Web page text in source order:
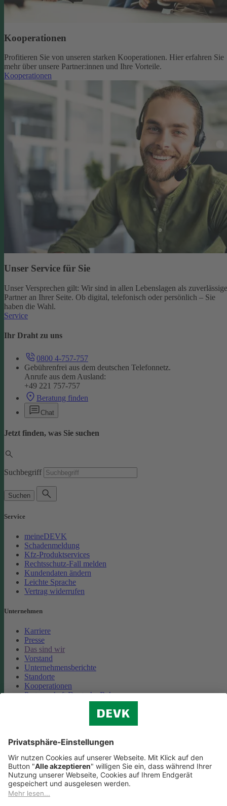
Kooperationen
Profitieren Sie von unseren starken Kooperationen. Hier erfahren Sie
mehr über unsere Partner:innen und Ihre Vorteile.
Kooperationen
Unser Service für Sie
Unser Versprechen gilt: Wir sind in allen Lebenslagen als
Partner an Ihrer Seite. Ob digital, telefonisch oder persönlich – Sie
haben die Wahl.
Service
Ihr Draht zu uns
0800 4-757-757
Gebührenfrei aus dem deutschen Telefonnetz.
Anrufe aus dem Ausland:
+49 221 757-757
Beratung finden
Chat
Jetzt finden, was Sie suchen
Suchbegriff
Suchen
Service
meineDEVK
Schadenmeldung
Kfz-Produktservices
Rechtsschutz-Fall melden
Kundendaten ändern
Leichte Sprache
Vertrag widerrufen
Unternehmen
Karriere
Presse
Das sind wir
Vorstand
Unternehmensberichte
Standorte
Kooperationen
Partnerschaft Deutsche Bahn
Cookie-Einstellungen
Datenschutz
Impressum